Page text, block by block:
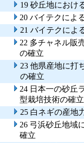
19 砂丘地におけ
20 バイテクによ
21 バイテクによ
22 多チャネル販
の確立
23 他県産地に打
の確立
24 日本一の砂丘
型栽培技術の確立
25 白ネギの産地
26 弓浜砂丘地域
確立